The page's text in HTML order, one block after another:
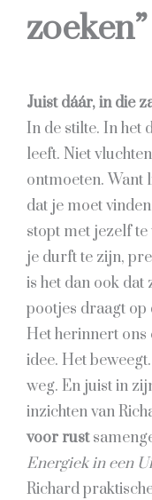
zoeken”
Juist dáár, in die
In de stilte. In het
leeft. Niet
ontmoeten. Want
dat je moet
stopt met jezelf
je durft te zijn,
is het dan ook dat
pootjes draagt op
Het herinnert ons
idee. Het
weg. En juist in
inzichten van
voor rust
Energiek in een
Richard